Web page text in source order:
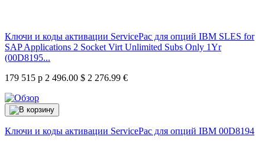
Ключи и коды активации ServicePac для опций IBM SLES for
SAP Applications 2 Socket Virt Unlimited Subs Only 1Yr
(00D8195...
179 515 р 2 496.00 $ 2 276.99 €
Ключи и коды активации ServicePac для опций IBM 00D8194